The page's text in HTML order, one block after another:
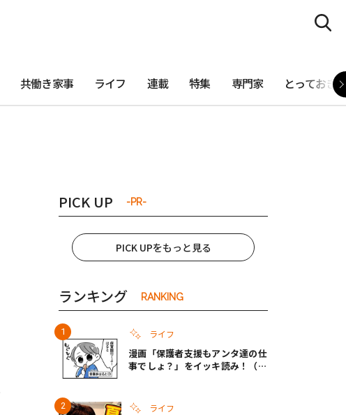
#共働き夫婦 #産休 #育休
共働き家事 ライフ 連載 特集 専門家 とっておき
PICK UP -PR-
PICK UPをもっと見る
ランキング RANKING
ライフ
漫画「保護者支援もアンタ達の仕
事でしょ？」をイッキ読み！（右
ライフ